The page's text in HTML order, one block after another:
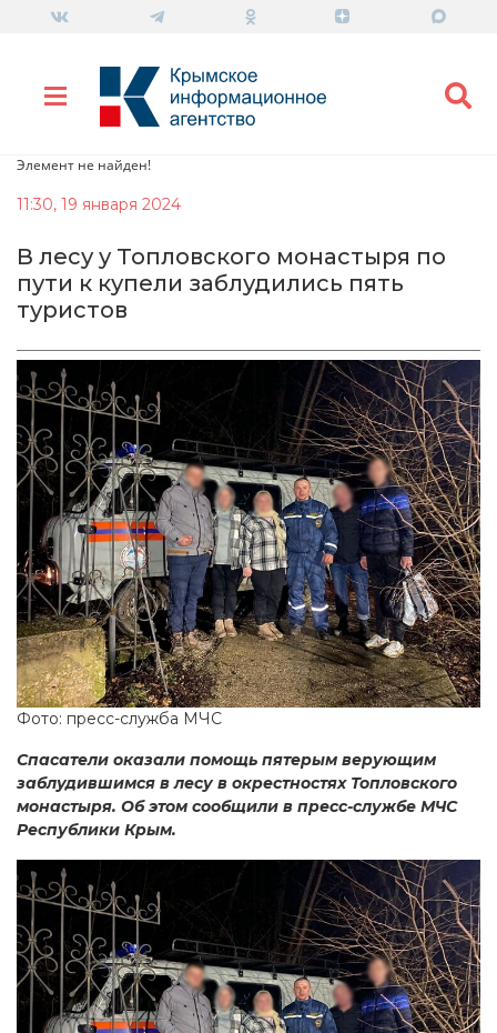
Элемент не найден!
11:30, 19 января 2024
В лесу у Топловского монастыря по
пути к купели заблудились пять
туристов
Фото: пресс-служба МЧС
Спасатели оказали помощь пятерым верующим
заблудившимся в лесу в окрестностях Топловского
монастыря. Об этом сообщили в пресс-службе МЧС
Республики Крым.